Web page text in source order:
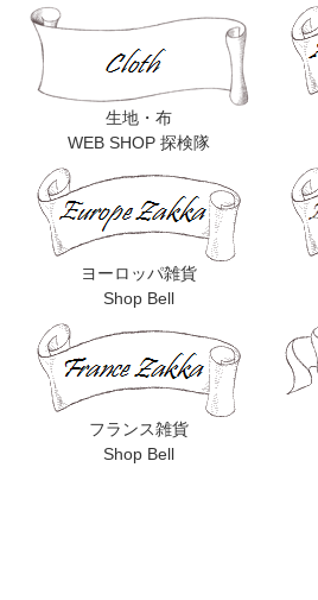
生地・布
WEB SHOP 探検隊
ヨーロッパ雑貨
Shop Bell
フランス雑貨
Shop Bell